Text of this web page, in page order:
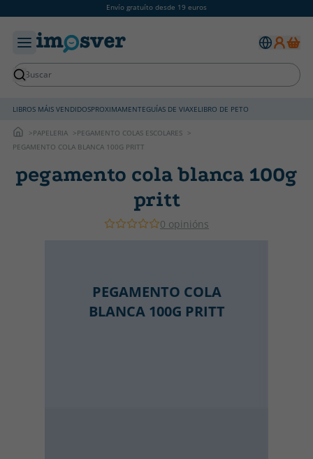
Envío gratuíto desde 19 euros
LIBROS MÁIS VENDIDOSPROXIMAMENTEGUÍAS DE VIAXELIBRO DE PETO
PAPELERIA
PEGAMENTO COLAS ESCOLARES
PEGAMENTO COLA BLANCA 100G PRITT
pegamento cola blanca 100g
pritt
0 opinións
PEGAMENTO COLA
BLANCA 100G PRITT